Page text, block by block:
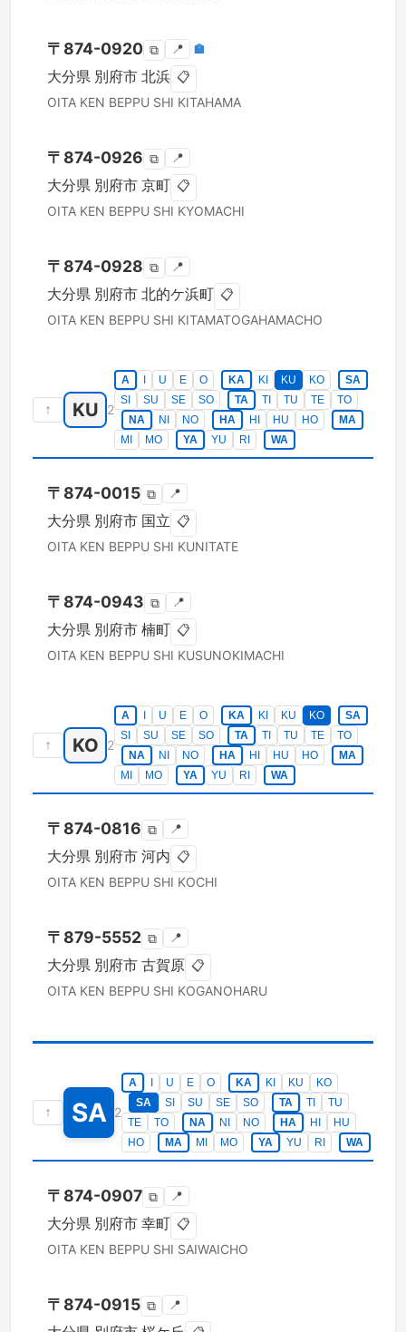
〒 874-0920 ⧉ 📍 🏣
大分県 別府市 北浜 📋
OITA KEN BEPPU SHI KITAHAMA
〒 874-0926 ⧉ 📍
大分県 別府市 京町 📋
OITA KEN BEPPU SHI KYOMACHI
〒 874-0928 ⧉ 📍
大分県 別府市 北的ケ浜町 📋
OITA KEN BEPPU SHI KITAMATOGAHAMACHO
↑ KU 2
A U E O KA KI KU KO
SA
SI
SU SE SO TA TI TU TE
TO
NA
NI NO HA HI HU HO
MA
MI
MO YA YU RI WA
〒 874-0015 ⧉ 📍
大分県 別府市 国立 📋
OITA KEN BEPPU SHI KUNITATE
〒 874-0943 ⧉ 📍
大分県 別府市 楠町 📋
OITA KEN BEPPU SHI KUSUNOKIMACHI
↑ KO 2
A U E O KA KI KU KO
SA
SI
SU SE SO TA TI TU TE
TO
NA
NI NO HA HI HU HO
MA
MI
MO YA YU RI WA
〒 874-0816 ⧉ 📍
大分県 別府市 河内 📋
OITA KEN BEPPU SHI KOCHI
〒 879-5552 ⧉ 📍
大分県 別府市 古賀原 📋
OITA KEN BEPPU SHI KOGANOHARU
↑ SA 2
A U E O KA KI KU
KO
SA
SI SU SE SO TA TI
TU
TE
TO NA NI NO HA HI
HU
HO
MA MI MO YA YU RI WA
〒 874-0907 ⧉ 📍
大分県 別府市 幸町 📋
OITA KEN BEPPU SHI SAIWAICHO
〒 874-0915 ⧉ 📍